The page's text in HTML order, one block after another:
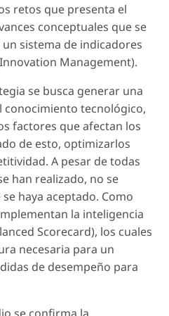
retos que presenta el
conceptuales que se
sistema de indicadores
Management).
se busca generar una
conocimiento tecnológico,
factores que afectan los
de esto, optimizarlos
A pesar de todas
han realizado, no se
haya aceptado. Como
la inteligencia
Scorecard), los cuales
necesaria para un
de desempeño para